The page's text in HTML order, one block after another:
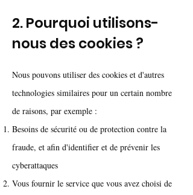
2. Pourquoi utilisons-
nous des cookies ?
Nous pouvons utiliser des cookies et d'autres
technologies similaires pour un certain nombre
de raisons, par exemple :
Besoins de sécurité ou de protection contre la
fraude, et afin d'identifier et de prévenir les
cyberattaques
Vous fournir le service que vous avez choisi de